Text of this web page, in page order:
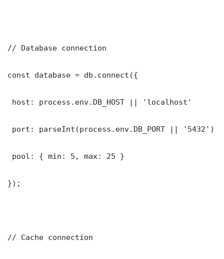
// Database connection
const database = db.connect({
host: process.env.DB_HOST || 'localhost'
port: parseInt(process.env.DB_PORT || '5432')
pool: { min: 5, max: 25 }
});
// Cache connection